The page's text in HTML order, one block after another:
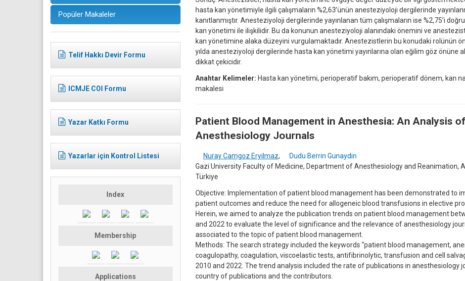
Popüler Makaleler
Telif Hakkı Devir Formu
ICMJE COI Formu
Yazar Katkı Formu
Yazarlar için Kontrol Listesi
Index
Membership
Applications
hasta kan yönetimiyle ilgili çalışmaların %2,63’ünün anesteziyoloji dergilerinde
kanıtlanmıştır. Anesteziyoloji dergilerinde yayınlanan tüm çalışmaların ise %2,75’i
kan yönetimi ile ilişkilidir. Bu da konunun anesteziyoloji alanındaki önemini ve
kan yönetimine alaka düzeyini vurgulamaktadır. Anestezistlerin bu konudaki rolünün
yılda anesteziyoloji dergilerinde hasta kan yönetimi yayınlarına olan eğilim göz önüne
dikkat çekicidir.
Anahtar Kelimeler: Hasta kan yönetimi, perioperatif bakım, perioperatif dönem, kan
makalesi
Patient Blood Management in Anesthesia: An Analysis of
Anesthesiology Journals
Nuray Camgoz Eryilmaz,
Dudu Berrin Gunaydin
Gazi University Faculty of Medicine, Department of Anesthesiology and Reanimation,
Türkiye
Objective: Implementation of patient blood management has been demonstrated to
patient outcomes and reduce the need for allogeneic blood transfusions in elective
Herein, we aimed to analyze the publication trends on patient blood management
and 2022 to evaluate the level of significance and the relevance of anesthesiology
associated to the topic of patient blood management.
Methods: The search strategy included the keywords “patient blood management,
coagulopathy, coagulation, viscoelastic tests, antifibrinolytic, transfusion and cell
2010 and 2022. The trend analysis included the rate of publications in anesthesiology
country of publications and the contributors.